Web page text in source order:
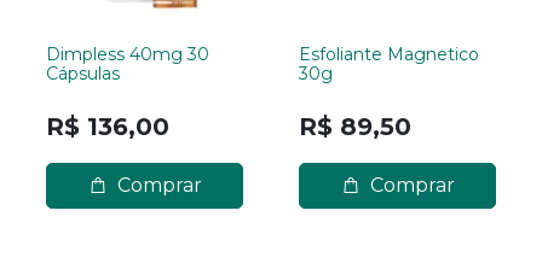
Dimpless 40mg 30
Cápsulas
R$ 136,00
Comprar
Esfoliante Magnetico
30g
R$ 89,50
Comprar